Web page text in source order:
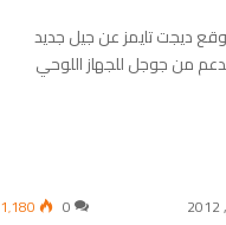
ديجت تايمز عن جيل جديد
من جوجل للجهاز اللوحي
0 1٬180